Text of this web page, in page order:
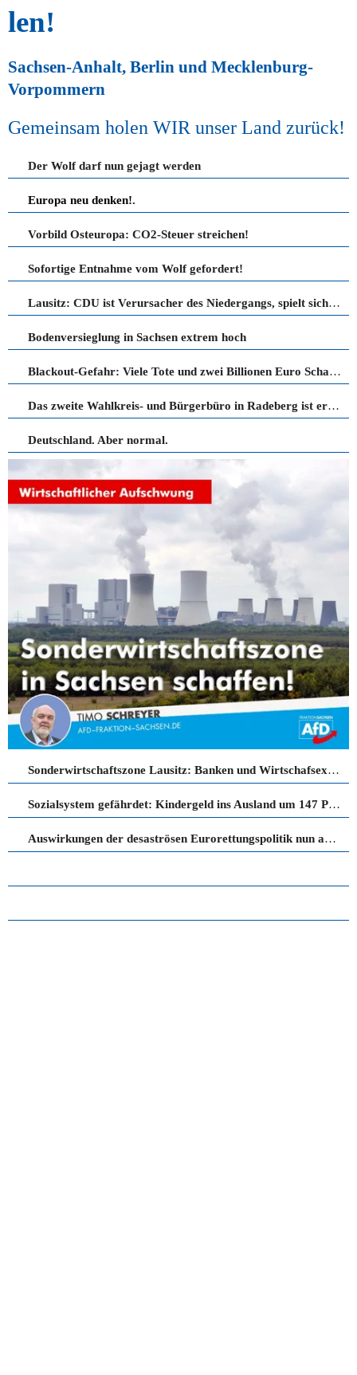
len!
Sachsen-Anhalt, Berlin und Mecklenburg-
Vorpommern
Gemeinsam holen WIR unser Land zurück!
Der Wolf darf nun gejagt werden
Europa neu denken!.
Vorbild Osteuropa: CO2-Steuer streichen!
Sofortige Entnahme vom Wolf gefordert!
Lausitz: CDU ist Verursacher des Niedergangs, spielt sich aber als Retter auf!
Bodenversieglung in Sachsen extrem hoch
Blackout-Gefahr: Viele Tote und zwei Billionen Euro Schaden drohen!
Das zweite Wahlkreis- und Bürgerbüro in Radeberg ist eröffnet
Deutschland. Aber normal.
Sonderwirtschaftszone Lausitz: Banken und Wirtschafsexperten bestätigen AfD-Forderung!
Sozialsystem gefährdet: Kindergeld ins Ausland um 147 Prozent gestiegen
Auswirkungen der desaströsen Eurorettungspolitik nun auch im Landkreis Bautzen!